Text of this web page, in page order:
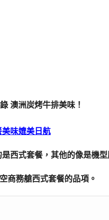
美味媲美日航
西式套餐，其他的像是機型
商務艙西式套餐的品項。